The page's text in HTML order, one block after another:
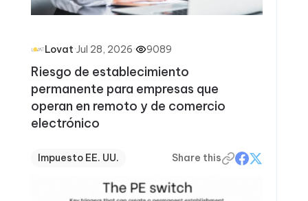
Lovat·Jul 28, 2026· 9089
Riesgo de establecimiento
permanente para empresas que
operan en remoto y de comercio
electrónico
Impuesto EE. UU. Share this